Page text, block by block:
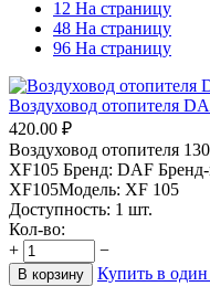
12 На страницу
48 На страницу
96 На страницу
Воздуховод отопителя
420.00 ₽
Воздуховод отопителя
XF105 Бренд: DAF
XF105Модель: XF 105
Доступность: 1 шт.
Кол-во:
+
−
В корзину Купить в